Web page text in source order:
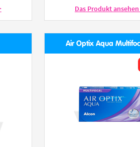
Das Produkt ansehen
Air Optix Aqua